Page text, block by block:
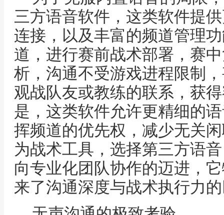
三方语音软件，这类软件提
连接，以及丰富的频道管理
道，进行赛前战术部署，赛
析，沟通不受游戏进程限制
观战队友或教练的联系，获
是，这类软件允许更精细的
挥频道的优先权，减少无关
为战术工具，选择第三方语
向专业化团队协作的迈进，
来了沟通深度与战术执行力